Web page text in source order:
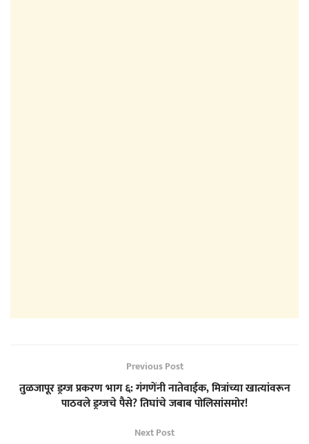
Previous Post
तुळजापूर ड्रग्ज प्रकरण भाग ६: गंगणेंनी नातेवाईक, मित्रांच्या खात्यांवरून
पाठवले ड्रग्जचे पैसे? तिघांचे जबाब पोलिसांसमोर!
Next Post